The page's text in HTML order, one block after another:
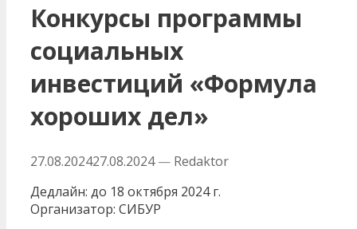
Конкурсы программы
социальных
инвестиций «Формула
хороших дел»
27.08.202427.08.2024 — Redaktor
Дедлайн: до 18 октября 2024 г.
Организатор: СИБУР